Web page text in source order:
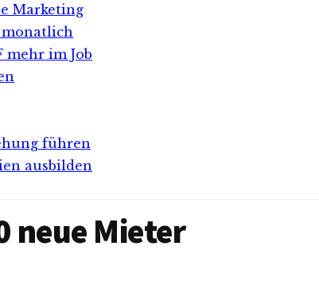
Marketing
monatlich
mehr im Job
führen
ausbilden
neue Mieter